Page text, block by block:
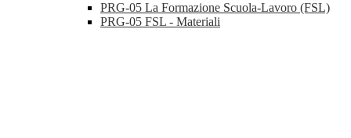
PRG-05 La Formazione Scuola-Lavoro (FSL)
PRG-05 FSL - Materiali